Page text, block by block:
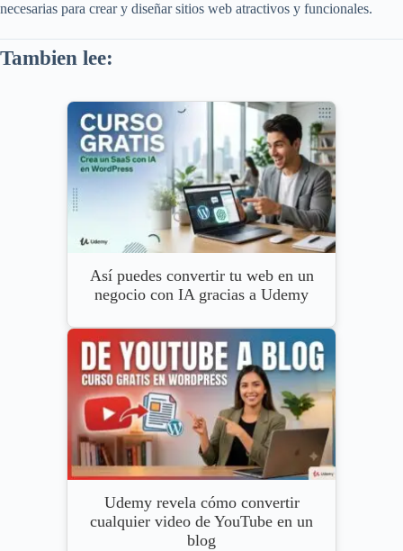
necesarias para crear y diseñar sitios web atractivos y funcionales.
Tambien lee:
Así puedes convertir tu web en un
negocio con IA gracias a Udemy
Udemy revela cómo convertir
cualquier video de YouTube en un
blog